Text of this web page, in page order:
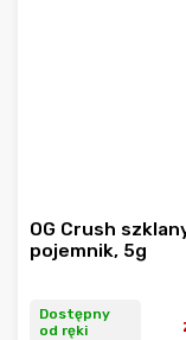
OG Crush
pojemnik, 5g
Dostępny
od ręki